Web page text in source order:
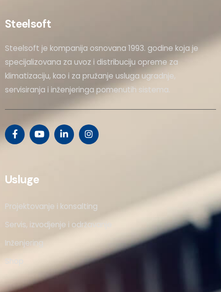
Steelsoft
Steelsoft je kompanija osnovana 1993. godine koja je
specijalizovana za uvoz i distribuciju opreme za
klimatizaciju, kao i za pružanje usluga ugradnje,
servisiranja i inženjeringa pomenutih sistema.
Usluge
Projektovanje i konsalting
Servis, izvodjenje i održavanje
Inženjering
Shop